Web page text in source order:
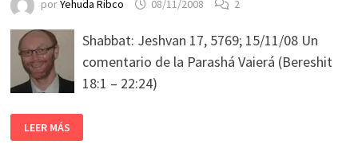
porYehuda Ribco 08/11/2008 2
Shabbat: Jeshvan 17, 5769; 15/11/08 Un
comentario de la Parashá Vaierá (Bereshit
18:1 – 22:24)
LEER MÁS